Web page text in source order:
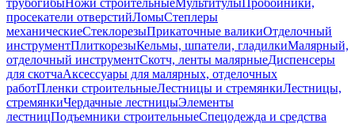
трубогибыНожи строительныеМультитулыПробойники,
просекатели отверстийЛомыСтеплеры
механическиеСтеклорезыПрикаточные валикиОтделочный
инструментПлиткорезыКельмы, шпатели, гладилкиМалярный,
отделочный инструментСкотч, ленты малярныеДиспенсеры
для скотчаАксессуары для малярных, отделочных
работПленки строительныеЛестницы и стремянкиЛестницы,
стремянкиЧердачные лестницыЭлементы
лестницПодъемники строительныеСпецодежда и средства